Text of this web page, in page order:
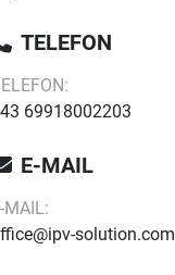
TELEFON
TELEFON:
69918002203
E-MAIL
E-MAIL:
solution.com